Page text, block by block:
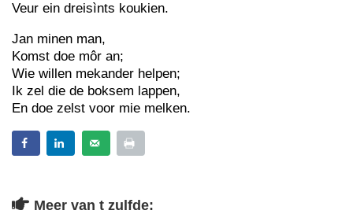
Veur ein dreisìnts koukien.
Jan minen man,
Komst doe môr an;
Wie willen mekander helpen;
Ik zel die de boksem lappen,
En doe zelst voor mie melken.
Meer van t zulfde: